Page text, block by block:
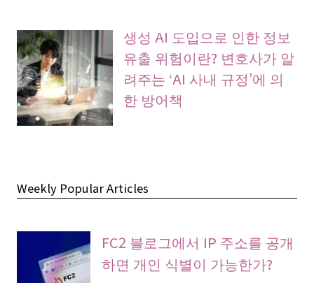
생성 AI 도입으로 인한 정보
유출 위험이란? 변호사가 알
려주는 ‘AI 사내 규정’에 의
한 방어책
Weekly Popular Articles
FC2 블로그에서 IP 주소를 공개
하면 개인 식별이 가능한가?